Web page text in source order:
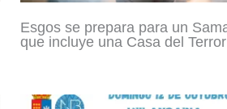
Esgos se prepara para un
que incluye una Casa del Terror